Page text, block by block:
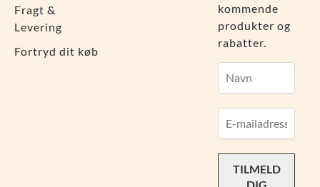
Fragt &
Levering
Fortryd dit køb
kommende
produkter og
rabatter.